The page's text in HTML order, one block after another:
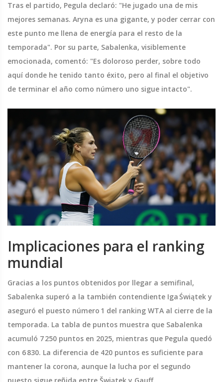
Tras el partido, Pegula declaró: "He jugado una de mis
mejores semanas. Aryna es una gigante, y poder cerrar con
este punto me llena de energía para el resto de la
temporada". Por su parte, Sabalenka, visiblemente
emocionada, comentó: "Es doloroso perder, sobre todo
aquí donde he tenido tanto éxito, pero al final el objetivo
de terminar el año como número uno sigue intacto".
Implicaciones para el ranking
mundial
Gracias a los puntos obtenidos por llegar a semifinal,
Sabalenka superó a la también contendiente Iga Świątek y
aseguró el puesto número 1 del ranking WTA al cierre de la
temporada. La tabla de puntos muestra que Sabalenka
acumuló 7 250 puntos en 2025, mientras que Pegula quedó
con 6 830. La diferencia de 420 puntos es suficiente para
mantener la corona, aunque la lucha por el segundo